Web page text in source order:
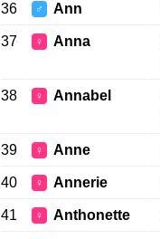
36 ♂ Ann
37 ♀ Anna
38 ♀ Annabel
39 ♀ Anne
40 ♀ Annerie
41 ♀ Anthonette